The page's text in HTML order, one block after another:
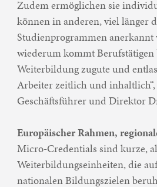
Zudem ermöglichen sie
können in anderen, viel länger
Studienprogrammen anerkannt
wiederum kommt Berufstätigen
Weiterbildung zugute und
Arbeiter zeitlich und inhaltlich“,
Geschäftsführer und Direktor
Europäischer Rahmen,
Micro-Credentials sind kurze,
Weiterbildungseinheiten, die
nationalen Bildungszielen